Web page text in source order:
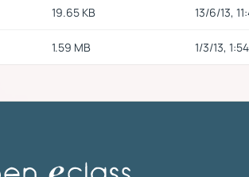
19.65 KB 13/6/13,
1.59 MB 1/3/13,